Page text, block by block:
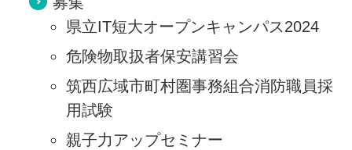
県立IT短大オープンキャンパス2024
危険物取扱者保安講習会
筑西広域市町村圏事務組合消防職員採
用試験
親子力アップセミナー